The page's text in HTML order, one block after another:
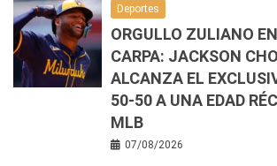
Deportes
ORGULLO ZULIANO
CARPA: JACKSON
ALCANZA EL
50-50 A UNA EDAD
MLB
07/08/2026